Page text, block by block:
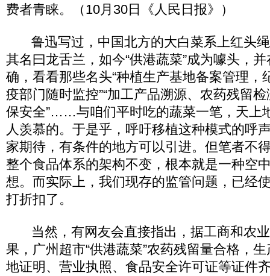
费者青睐。（10月30日《人民日报》）
鲁迅写过，中国北方的大白菜系上红头绳
其名曰龙舌兰，如今“供港蔬菜”成为噱头，
确，看看那些名头“种植生产基地备案管理，
疫部门随时监控”“加工产品溯源、农药残留
保安全”……与咱们平时吃的蔬菜一笔，天上
人羡慕的。于是乎，呼吁移植这种模式的呼
家期待，有条件的地方可以引进。但笔者不
整个食品体系的架构不变，根本就是一种空
想。而实际上，我们现存的监管问题，已经
打折扣了。
当然，有网友会直接指出，据工商和农业
果，广州超市“供港蔬菜”农药残留量合格，
地证明、营业执照、食品安全许可证等证件